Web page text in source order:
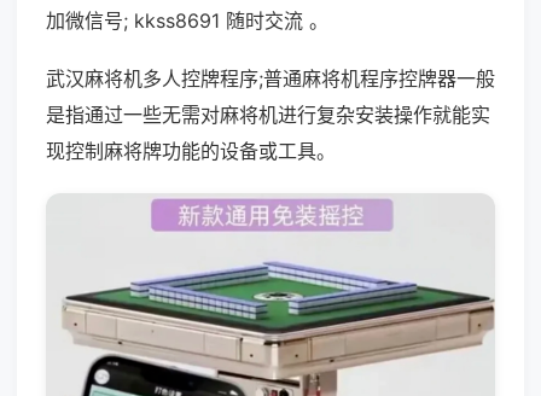
加微信号; kkss8691 随时交流 。
武汉麻将机多人控牌程序;普通麻将机程序控牌器一般
是指通过一些无需对麻将机进行复杂安装操作就能实
现控制麻将牌功能的设备或工具。